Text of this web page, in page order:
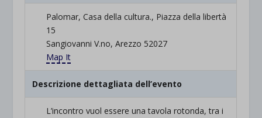
Palomar, Casa della cultura., Piazza della libertà
15
Sangiovanni V.no, Arezzo 52027
Map It
Descrizione dettagliata dell’evento
L’incontro vuol essere una tavola rotonda, tra i